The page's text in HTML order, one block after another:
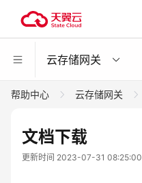
云存储网关
帮助中心 云存储网关
文档下载
更新时间 2023-07-31 08:25:00